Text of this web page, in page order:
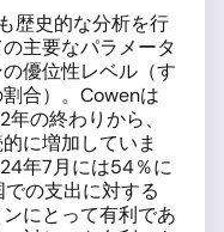
歴史的な分析を行
主要なパラメータ
優位性レベル（す
合）。Cowenは
の終わりから、
に増加していま
年7月には54％に
の支出に対する
にとって有利であ